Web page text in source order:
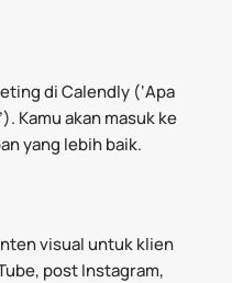
di Calendly (‘Apa
Kamu akan masuk ke
yang lebih baik.
visual untuk klien
post Instagram,